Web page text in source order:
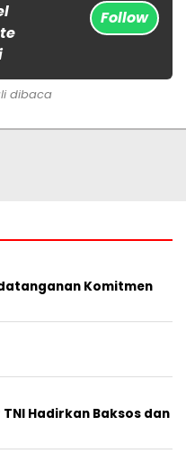
Follow
dibaca
Komitmen
Hadirkan Baksos dan